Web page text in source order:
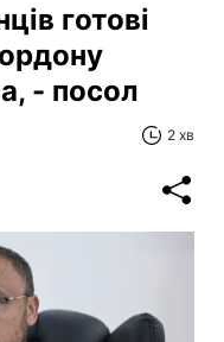
готові
- посол
2 хв